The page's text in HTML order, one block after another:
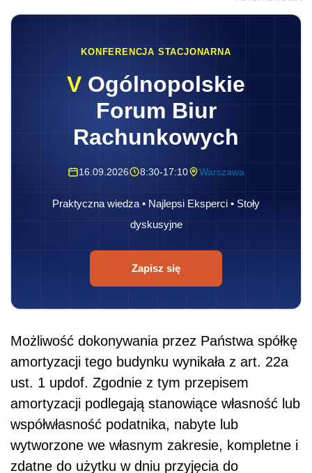
KONFERENCJA STACJONARNA
V Ogólnopolskie
Forum Biur
Rachunkowych
16.09.2026 8:30-17:10 Warszawa
Praktyczna wiedza • Najlepsi Eksperci • Stoły
dyskusyjne
Zapisz się
Możliwość dokonywania przez Państwa spółkę
amortyzacji tego budynku wynikała z art. 22a
ust. 1 updof. Zgodnie z tym przepisem
amortyzacji podlegają stanowiące własność lub
współwłasność podatnika, nabyte lub
wytworzone we własnym zakresie, kompletne i
zdatne do użytku w dniu przyjęcia do